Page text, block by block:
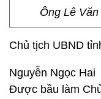
Ông Lê
Chủ tịch UBND
Nguyễn Ngọc Hai
Được bầu làm